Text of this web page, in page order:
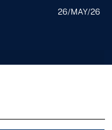
26/MAY/26